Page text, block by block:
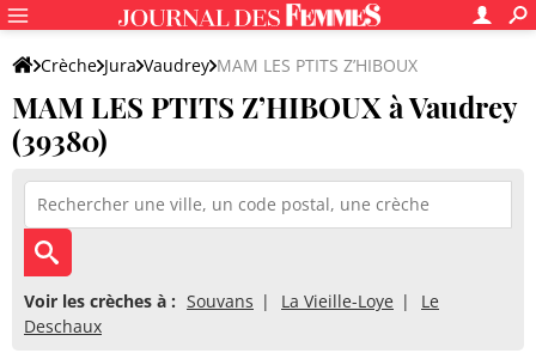
Crèche Jura Vaudrey MAM LES PTITS Z’HIBOUX
MAM LES PTITS Z’HIBOUX à Vaudrey
(39380)
Voir les crèches à : Souvans La Vieille-Loye
Le
Deschaux